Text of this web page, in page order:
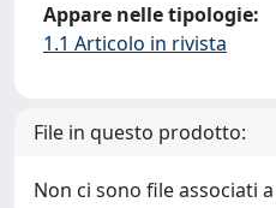
Appare nelle tipologie:
1.1 Articolo in rivista
File in questo prodotto:
Non ci sono file associati